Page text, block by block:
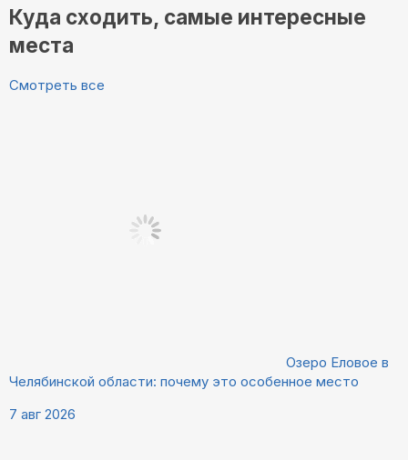
Куда сходить, самые интересные
места
Смотреть все
Озеро Еловое в
Челябинской области: почему это особенное место
7 авг 2026